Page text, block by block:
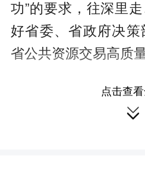
功”的要求，往深里
好省委、省政府决
省公共资源交易高质
强化问题导向，
点击查
